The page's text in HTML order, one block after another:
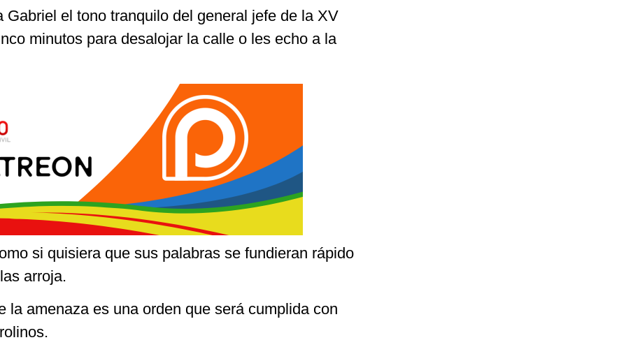
Gabriel el tono tranquilo del general jefe de la XV
minutos para desalojar la calle o les echo a la
si quisiera que sus palabras se fundieran rápido
arroja.
la amenaza es una orden que será cumplida con